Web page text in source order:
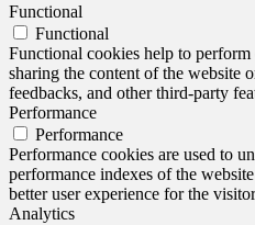
Functional
Functional
Functional cookies help to
sharing the content of the website
feedbacks, and other third-party
Performance
Performance
Performance cookies are used to
performance indexes of the
better user experience for the
Analytics